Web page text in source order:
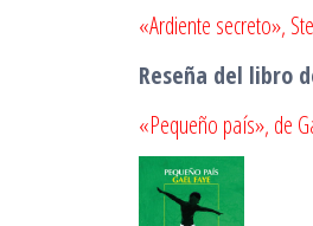
«Ardiente secreto»,
Reseña del libro
«Pequeño país», de